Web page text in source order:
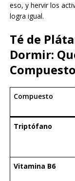
eso, y hervir los
logra igual.
Té de
Dormir:
Compuesto
Compuesto
Triptófano
Vitamina B6